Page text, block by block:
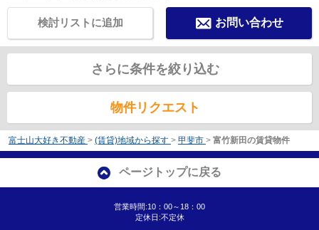
お問い合わせ
検討リストに追加
さらに条件を絞り込む
物件リクエスト
富士山大好き不動産 > (賃貸)地域から探す > 甲斐市 > 富竹新田の賃貸物件
ページトップに戻る
営業時間:10：00～18：00
定休日:不定休